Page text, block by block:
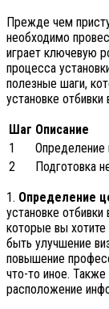
Прежде чем
необходимо
играет ключевую
процесса
полезные шаги,
установке
Шаг Описание
1
Определение
2
Подготовка
1. Определение
установке
которые вы
быть улучшение
повышение
что-то иное.
расположение